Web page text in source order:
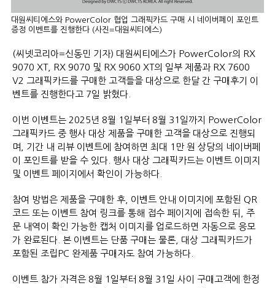
대원씨티에스와 PowerColor 협업 그래픽카드 구매 시 네이버페이 포인트
증정 이벤트를 진행한다 (사진=대원씨티에스)
(씨넷코리아=신동민 기자) 대원씨티에스가 PowerColor의 RX
9070 XT, RX 9070 및 RX 9060 XT의 일부 제품과 RX 7600
V2 그래픽카드를 구매한 고객들을 대상으로 한달 간 구매후기 이
벤트를 진행한다고 7일 밝혔다.
이번 이벤트는 2025년 8월 1일부터 8월 31일까지 PowerColor
그래픽카드 중 행사 대상 제품을 구매한 고객을 대상으로 진행되
며, 기간 내 리뷰 이벤트에 참여하면 최대 1만 원 상당의 네이버페
이 포인트를 받을 수 있다. 행사 대상 그래픽카드는 이벤트 이미지
및 이벤트 페이지에서 확인이 가능하다.
참여 방법은 제품을 구매한 후, 이벤트 안내 이미지에 포함된 QR
코드 또는 이벤트 참여 링크를 통해 접수 페이지에 접속한 뒤, 주
문 내역이 확인 가능한 캡처 이미지를 업로드하면 자동으로 응모
가 완료된다. 본 이벤트는 단품 구매는 물론, 대상 그래픽카드가
포함된 조립PC 완제품 구매자도 참여 가능하다.
이벤트 참가 자격은 8월 1일부터 8월 31일 사이 구매고객에 한정